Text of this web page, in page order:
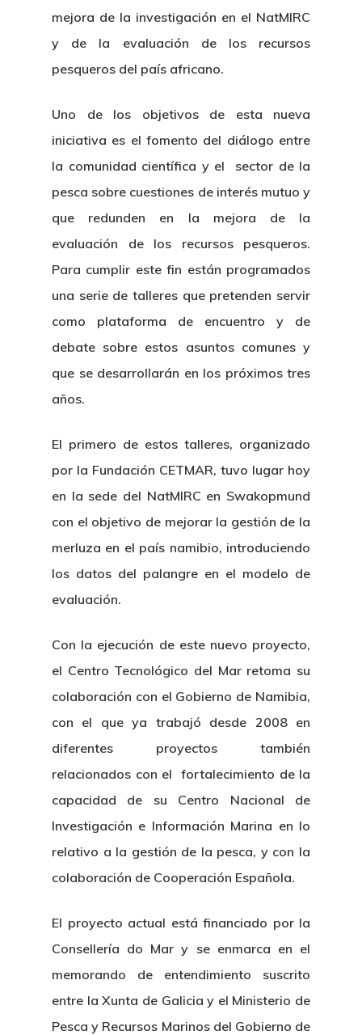
mejora de la investigación en el NatMIRC
y de la evaluación de los recursos
pesqueros del país africano.
Uno de los objetivos de esta nueva
iniciativa es el fomento del diálogo entre
la comunidad científica y el sector de la
pesca sobre cuestiones de interés mutuo y
que redunden en la mejora de la
evaluación de los recursos pesqueros.
Para cumplir este fin están programados
una serie de talleres que pretenden servir
como plataforma de encuentro y de
debate sobre estos asuntos comunes y
que se desarrollarán en los próximos tres
años.
El primero de estos talleres, organizado
por la Fundación CETMAR, tuvo lugar hoy
en la sede del NatMIRC en Swakopmund
con el objetivo de mejorar la gestión de la
merluza en el país namibio, introduciendo
los datos del palangre en el modelo de
evaluación.
Con la ejecución de este nuevo proyecto,
el Centro Tecnológico del Mar retoma su
colaboración con el Gobierno de Namibia,
con el que ya trabajó desde 2008 en
diferentes proyectos también
relacionados con el fortalecimiento de la
capacidad de su Centro Nacional de
Investigación e Información Marina en lo
relativo a la gestión de la pesca, y con la
colaboración de Cooperación Española.
El proyecto actual está financiado por la
Consellería do Mar y se enmarca en el
memorando de entendimiento suscrito
entre la Xunta de Galicia y el Ministerio de
Pesca y Recursos Marinos del Gobierno de